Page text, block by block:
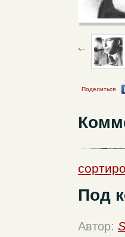
Поделиться
Под
Автор: